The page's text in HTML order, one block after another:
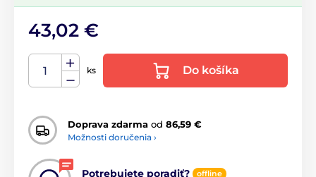
43,02 €
ks Do košíka
Doprava zdarma od 86,59 €
Možnosti doručenia ›
Potrebujete poradiť? offline